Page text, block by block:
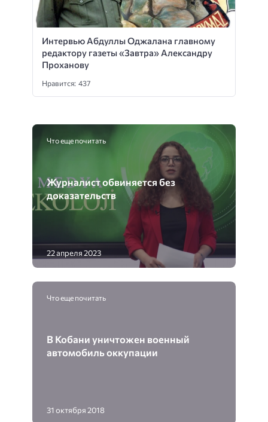
Интервью Абдуллы Оджалана главному
редактору газеты «Завтра» Александру
Проханову
Нравится: 437
Что еще почитать
Журналист обвиняется без
доказательств
22 апреля 2023
Что еще почитать
В Кобани уничтожен военный
автомобиль оккупации
31 октября 2018